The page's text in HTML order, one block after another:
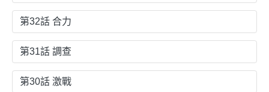
第32話 合力
第31話 調查
第30話 激戰